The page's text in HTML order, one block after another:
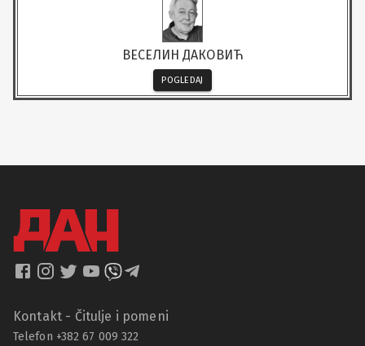
ВЕСЕЛИН ДАКОВИЋ
POGLEDAJ
Kontakt - Čitulje i pomeni
Telefon +382 67 009 322